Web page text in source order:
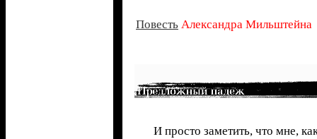
Повесть Александра Мильштейна
И просто заметить, что мне,